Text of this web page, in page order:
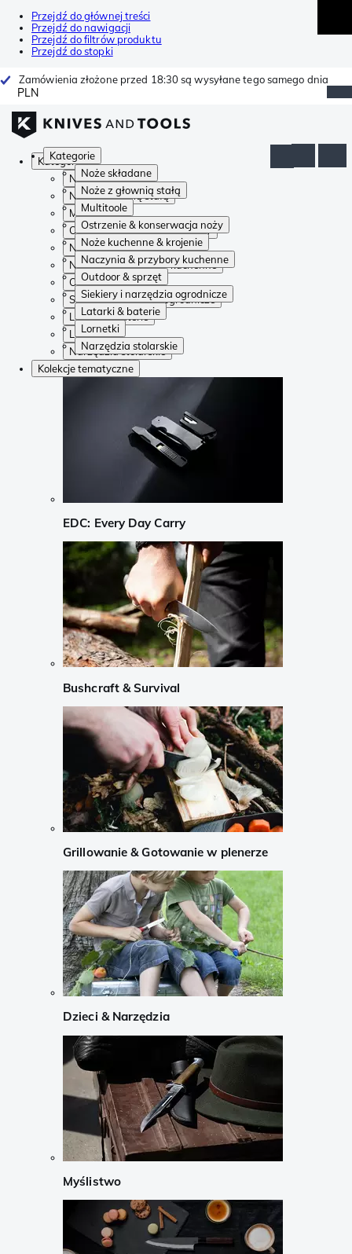
Przejdź do głównej treści
Przejdź do nawigacji
Przejdź do filtrów produktu
Przejdź do stopki
Zamówienia złożone przed 18:30 są wysyłane tego samego dnia
PLN
Kategorie
Noże składane
Noże z głownią stałą
Multitoole
Ostrzenie & konserwacja noży
Noże kuchenne & krojenie
Naczynia & przybory kuchenne
Outdoor & sprzęt
Siekiery i narzędzia ogrodnicze
Latarki & baterie
Lornetki
Narzędzia stolarskie
Kategorie
Noże składane
Noże z głownią stałą
Multitoole
Ostrzenie & konserwacja noży
Noże kuchenne & krojenie
Naczynia & przybory kuchenne
Outdoor & sprzęt
Siekiery i narzędzia ogrodnicze
Latarki & baterie
Lornetki
Narzędzia stolarskie
Kolekcje tematyczne
EDC: Every Day Carry
Bushcraft & Survival
Grillowanie & Gotowanie w plenerze
Dzieci & Narzędzia
Myślistwo